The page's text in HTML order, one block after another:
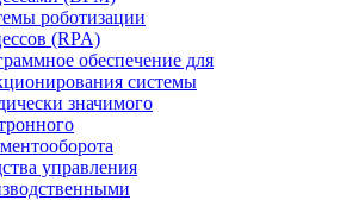
роботизации
(RPA)
обеспечение для
системы
значимого
управления